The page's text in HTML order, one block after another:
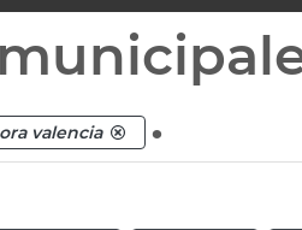
ora valencia .